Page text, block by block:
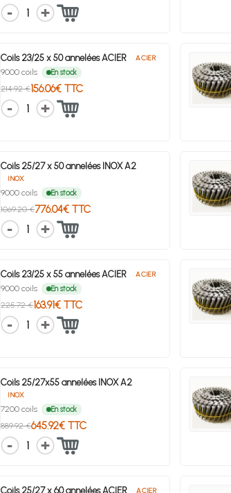
1
Coils 23/25 x 50 annelées ACIER ACIER
9000 coils En stock
214.92 €156.06€ TTC
1
Coils 25/27 x 50 annelées INOX A2
INOX
9000 coils En stock
1069.20 €776.04€ TTC
1
Coils 23/25 x 55 annelées ACIER ACIER
9000 coils En stock
225.72 €163.91€ TTC
1
Coils 25/27x55 annelées INOX A2
INOX
7200 coils En stock
889.92 €645.92€ TTC
1
Coils 25/27 x 60 annelées ACIER ACIER